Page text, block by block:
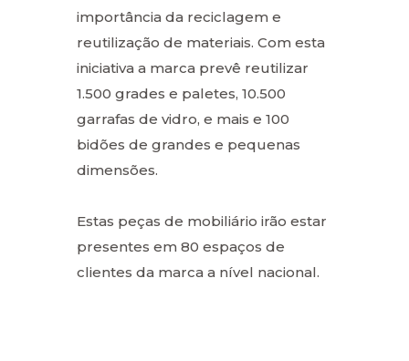
importância da reciclagem e
reutilização de materiais. Com esta
iniciativa a marca prevê reutilizar
1.500 grades e paletes, 10.500
garrafas de vidro, e mais e 100
bidões de grandes e pequenas
dimensões.
Estas peças de mobiliário irão estar
presentes em 80 espaços de
clientes da marca a nível nacional.